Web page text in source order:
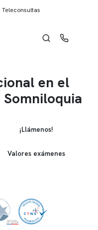
Teleconsultas
en el
¡Llámenos!
Valores exámenes